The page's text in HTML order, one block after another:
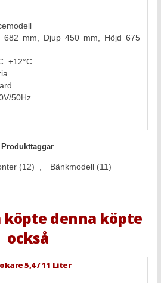
682 mm, Djup 450 mm, Höjd 675
50Hz
Produkttaggar
(12) Bänkmodell (11)
köpte denna köpte
också
5,4 / 11 Liter